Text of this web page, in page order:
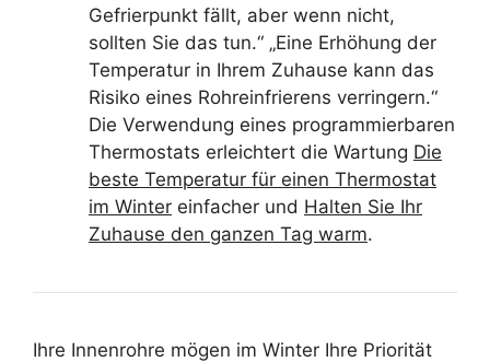
Gefrierpunkt fällt, aber wenn nicht,
sollten Sie das tun.“ „Eine Erhöhung der
Temperatur in Ihrem Zuhause kann das
Risiko eines Rohreinfrierens verringern.“
Die Verwendung eines programmierbaren
Thermostats erleichtert die Wartung Die
beste Temperatur für einen Thermostat
im Winter einfacher und Halten Sie Ihr
Zuhause den ganzen Tag warm.
Ihre Innenrohre mögen im Winter Ihre Priorität